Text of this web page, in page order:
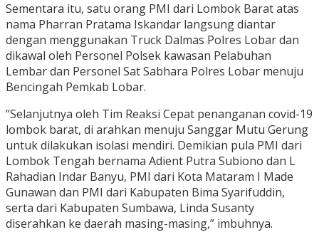
Sementara itu, satu orang PMI dari Lombok Barat atas
nama Pharran Pratama Iskandar langsung diantar
dengan menggunakan Truck Dalmas Polres Lobar dan
dikawal oleh Personel Polsek kawasan Pelabuhan
Lembar dan Personel Sat Sabhara Polres Lobar menuju
Bencingah Pemkab Lobar.
“Selanjutnya oleh Tim Reaksi Cepat penanganan covid-19
lombok barat, di arahkan menuju Sanggar Mutu Gerung
untuk dilakukan isolasi mendiri. Demikian pula PMI dari
Lombok Tengah bernama Adient Putra Subiono dan L
Rahadian Indar Banyu, PMI dari Kota Mataram I Made
Gunawan dan PMI dari Kabupaten Bima Syarifuddin,
serta dari Kabupaten Sumbawa, Linda Susanty
diserahkan ke daerah masing-masing,” imbuhnya.